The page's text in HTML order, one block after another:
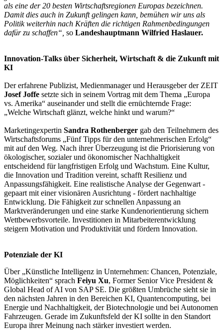
als eine der 20 besten Wirtschaftsregionen Europas bezeichnen.
Damit dies auch in Zukunft gelingen kann, bemühen wir uns als
Politik weiterhin nach Kräften die richtigen Rahmenbedingungen
dafür zu schaffen“, so Landeshauptmann Wilfried Haslauer.
Innovation-Talks über Sicherheit, Wirtschaft & die Zukunft mit
KI
Der erfahrene Publizist, Medienmanager und Herausgeber der ZEIT
Josef Joffe setzte sich in seinem Vortrag mit dem Thema „Europa
vs. Amerika“ auseinander und stellt die ernüchternde Frage:
„Welche Wirtschaft glänzt, welche hinkt und warum?“
Marketingexpertin Sandra Rothenberger gab den Teilnehmern des
Wirtschaftsforums „Fünf Tipps für den unternehmerischen Erfolg“
mit auf den Weg. Nach ihrer Überzeugung ist die Priorisierung von
ökologischer, sozialer und ökonomischer Nachhaltigkeit
entscheidend für langfristigen Erfolg und Wachstum. Eine Kultur,
die Innovation und Tradition vereint, schafft Resilienz und
Anpassungsfähigkeit. Eine realistische Analyse der Gegenwart -
gepaart mit einer visionären Ausrichtung - fördert nachhaltige
Entwicklung. Die Fähigkeit zur schnellen Anpassung an
Marktveränderungen und eine starke Kundenorientierung sichern
Wettbewerbsvorteile. Investitionen in Mitarbeiterentwicklung
steigern Motivation und Produktivität und fördern Innovation.
Potenziale der KI
Über „Künstliche Intelligenz in Unternehmen: Chancen, Potenziale,
Möglichkeiten“ sprach Feiyu Xu, Former Senior Vice President &
Global Head of AI von SAP SE. Die größten Umbrüche sieht sie in
den nächsten Jahren in den Bereichen KI, Quantencomputing, bei
Energie und Nachhaltigkeit, der Biotechnologie und bei Autonomen
Fahrzeugen. Gerade im Zukunftsfeld der KI sollte in den Standort
Europa ihrer Meinung nach stärker investiert werden.